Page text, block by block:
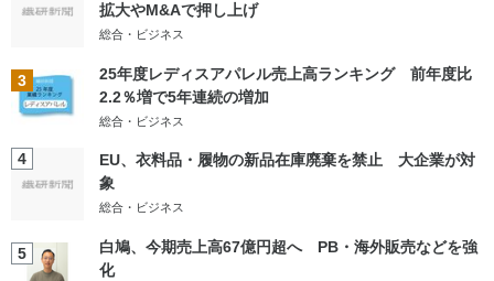
拡大やM&Aで押し上げ
総合・ビジネス
3
25年度レディスアパレル売上高ランキング 前年度比
2.2％増で5年連続の増加
総合・ビジネス
4
EU、衣料品・履物の新品在庫廃棄を禁止 大企業が対
象
総合・ビジネス
5
白鳩、今期売上高67億円超へ PB・海外販売などを強
化